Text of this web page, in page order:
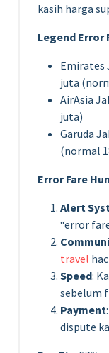
kasih harga
Legend Error
Emirates
juta
AirAsia
juta)
Garuda
(normal
Error Fare
Alert
“error
travel
Speed:
sebelum
Payment
dispute